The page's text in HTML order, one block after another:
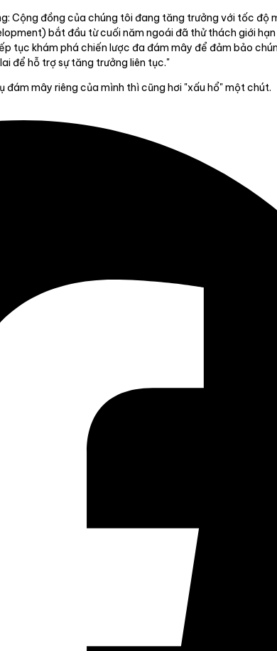
Cộng đồng của chúng tôi đang tăng trưởng với tốc độ
bắt đầu từ cuối năm ngoái đã thử thách giới
tục khám phá chiến lược đa đám mây để đảm bảo
để hỗ trợ sự tăng trưởng liên tục."
đám mây riêng của mình thì cũng hơi "xấu hổ" một chút.